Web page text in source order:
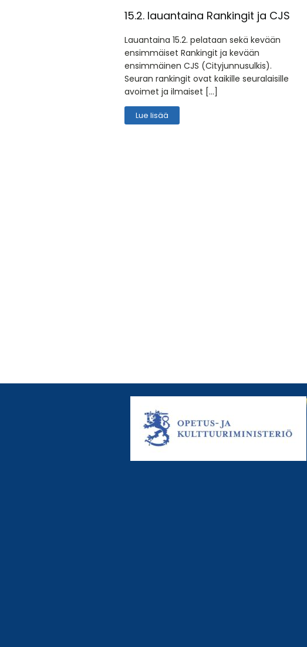
15.2. lauantaina Rankingit ja CJS
Lauantaina 15.2. pelataan sekä kevään
ensimmäiset Rankingit ja kevään
ensimmäinen CJS (Cityjunnusulkis).
Seuran rankingit ovat kaikille seuralaisille
avoimet ja ilmaiset […]
Lue lisää